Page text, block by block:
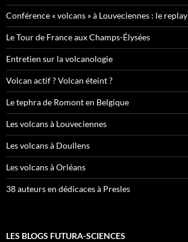
Conférence « volcans » à Louveciennes : le replay
Le Tour de France aux Champs-Élysées
Entretien sur la volcanologie
Volcan actif ? Volcan éteint ?
Le tephra de Romont en Belgique
Les volcans à Louveciennes
Les volcans à Doullens
Les volcans à Orléans
38 auteurs en dédicaces à Presles
LES BLOGS FUTURA-SCIENCES